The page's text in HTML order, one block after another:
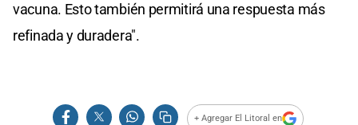
vacuna. Esto también permitirá una respuesta más
refinada y duradera".
+ Agregar El Litoral en